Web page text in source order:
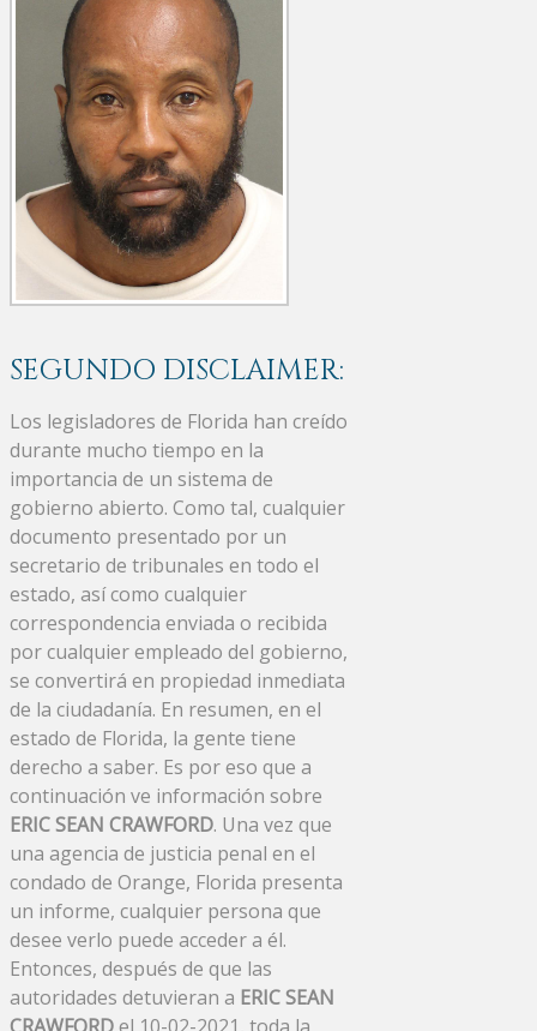
SEGUNDO DISCLAIMER:
Los legisladores de Florida han creído
durante mucho tiempo en la
importancia de un sistema de
gobierno abierto. Como tal, cualquier
documento presentado por un
secretario de tribunales en todo el
estado, así como cualquier
correspondencia enviada o recibida
por cualquier empleado del gobierno,
se convertirá en propiedad inmediata
de la ciudadanía. En resumen, en el
estado de Florida, la gente tiene
derecho a saber. Es por eso que a
continuación ve información sobre
ERIC SEAN CRAWFORD. Una vez que
una agencia de justicia penal en el
condado de Orange, Florida presenta
un informe, cualquier persona que
desee verlo puede acceder a él.
Entonces, después de que las
autoridades detuvieran a ERIC SEAN
CRAWFORDel 10-02-2021, toda la